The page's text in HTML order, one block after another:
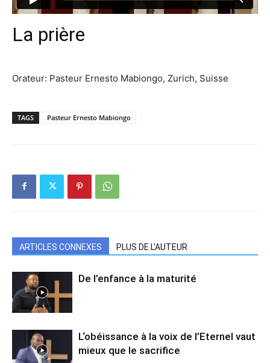
La prière
Orateur: Pasteur Ernesto Mabiongo, Zurich, Suisse
TAGS Pasteur Ernesto Mabiongo
ARTICLES CONNEXES PLUS DE L'AUTEUR
De l’enfance à la maturité
L‘obéissance à la voix de l’Eternel vaut
mieux que le sacrifice